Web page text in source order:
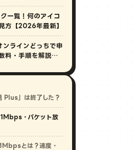
一覧！何のアイコ
方【2026年最新】
ンラインどっちで申
料・手順を解説
Plus」は終了した？
・パケット放
とは？速度・